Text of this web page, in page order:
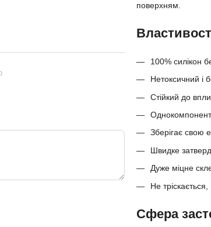
поверхням.
100% силікон
Нетоксичний і
Стійкий до
Зберігає свою
Швидке
Дуже міцне
Не тріскається,
Сфера